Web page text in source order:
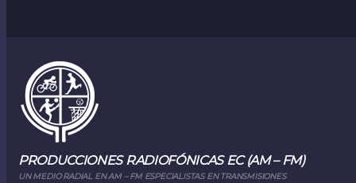
PRODUCCIONES RADIOFÓNICAS EC (AM – FM)
UN MEDIO RADIAL EN AM – FM ESPECIALISTAS EN TRANSMISIONES